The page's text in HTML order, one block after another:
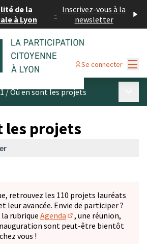
de la
à Lyon
- Inscrivez-vous à la
newsletter
Se connecter
/Où en sont les projets
les projets
retrouvez les 110 projets lauréats
leur avancée. Envie de participer ?
la rubrique Agenda
(S'ouvre dans un
, une réunion,
sont peut-être bientôt
vous !